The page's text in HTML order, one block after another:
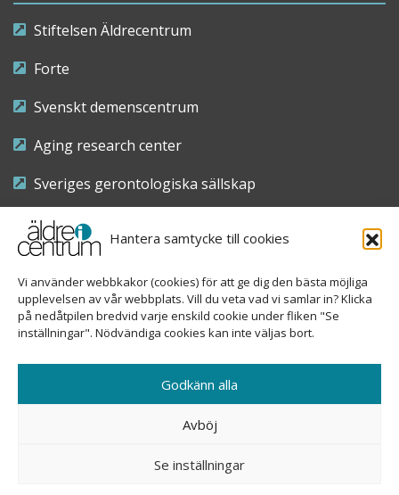
Hantera samtycke till cookies
Vi använder webbkakor (cookies) för att ge dig den bästa möjliga
upplevelsen av vår webbplats. Vill du veta vad vi samlar in? Klicka
på nedåtpilen bredvid varje enskild cookie under fliken "Se
inställningar". Nödvändiga cookies kan inte väljas bort.
Godkänn alla
Avböj
Se inställningar
Stiftelsen Äldrecentrum
Forte
Svenskt demenscentrum
Aging research center
Sveriges gerontologiska sällskap
Riksföreningen för sjuksköterskor inom äldre- och
demensvård
Nationellt kompetenscentrum anhöriga
Sveavägen 155, 113 46 Stockholm
08-690 58 84
info@aldreicentrum.se